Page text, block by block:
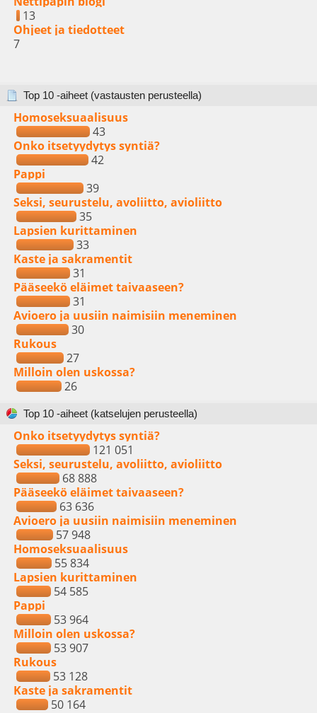
13
Ohjeet ja tiedotteet
7
Top 10 -aiheet (vastausten perusteella)
Homoseksuaalisuus
43
Onko itsetyydytys syntiä?
42
Pappi
39
Seksi, seurustelu, avoliitto, avioliitto
35
Lapsien kurittaminen
33
Kaste ja sakramentit
31
Pääseekö eläimet taivaaseen?
31
Avioero ja uusiin naimisiin meneminen
30
Rukous
27
Milloin olen uskossa?
26
Top 10 -aiheet (katselujen perusteella)
Onko itsetyydytys syntiä?
121 051
Seksi, seurustelu, avoliitto, avioliitto
68 888
Pääseekö eläimet taivaaseen?
63 636
Avioero ja uusiin naimisiin meneminen
57 948
Homoseksuaalisuus
55 834
Lapsien kurittaminen
54 585
Pappi
53 964
Milloin olen uskossa?
53 907
Rukous
53 128
Kaste ja sakramentit
50 164